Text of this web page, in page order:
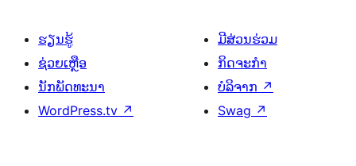
ຮຽນຮູ້
ຊ່ວຍເຫຼືອ
ນັກພັດທະນາ
WordPress.tv ↗
ມີສ່ວນຮ່ວມ
ກິດຈະກຳ
ບໍລິຈາກ ↗
Swag ↗